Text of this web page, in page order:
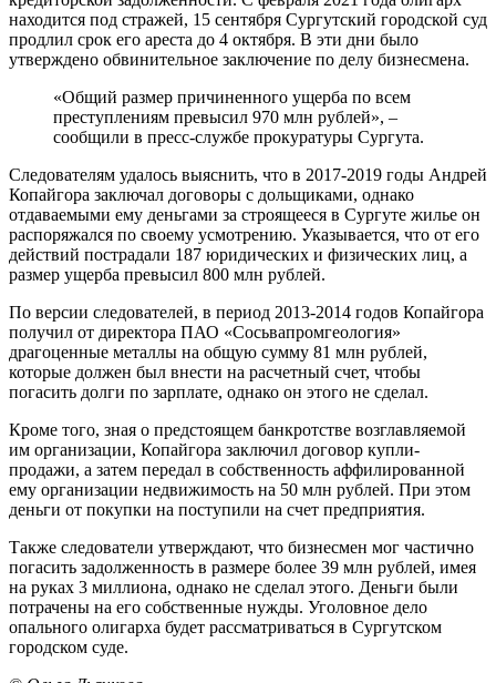
находится под стражей, 15 сентября Сургутский городской суд
продлил срок его ареста до 4 октября. В эти дни было
утверждено обвинительное заключение по делу бизнесмена.
«Общий размер причиненного ущерба по всем
преступлениям превысил 970 млн рублей», –
сообщили в пресс-службе прокуратуры Сургута.
Следователям удалось выяснить, что в 2017-2019 годы Андрей
Копайгора заключал договоры с дольщиками, однако
отдаваемыми ему деньгами за строящееся в Сургуте жилье он
распоряжался по своему усмотрению. Указывается, что от его
действий пострадали 187 юридических и физических лиц, а
размер ущерба превысил 800 млн рублей.
По версии следователей, в период 2013-2014 годов Копайгора
получил от директора ПАО «Сосьвапромгеология»
драгоценные металлы на общую сумму 81 млн рублей,
которые должен был внести на расчетный счет, чтобы
погасить долги по зарплате, однако он этого не сделал.
Кроме того, зная о предстоящем банкротстве возглавляемой
им организации, Копайгора заключил договор купли-
продажи, а затем передал в собственность аффилированной
ему организации недвижимость на 50 млн рублей. При этом
деньги от покупки на поступили на счет предприятия.
Также следователи утверждают, что бизнесмен мог частично
погасить задолженность в размере более 39 млн рублей, имея
на руках 3 миллиона, однако не сделал этого. Деньги были
потрачены на его собственные нужды. Уголовное дело
опального олигарха будет рассматриваться в Сургутском
городском суде.